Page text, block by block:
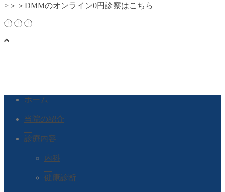
>＞＞DMMのオンライン0円診察はこちら
ホーム
当院の紹介
診療内容
内科
健康診断